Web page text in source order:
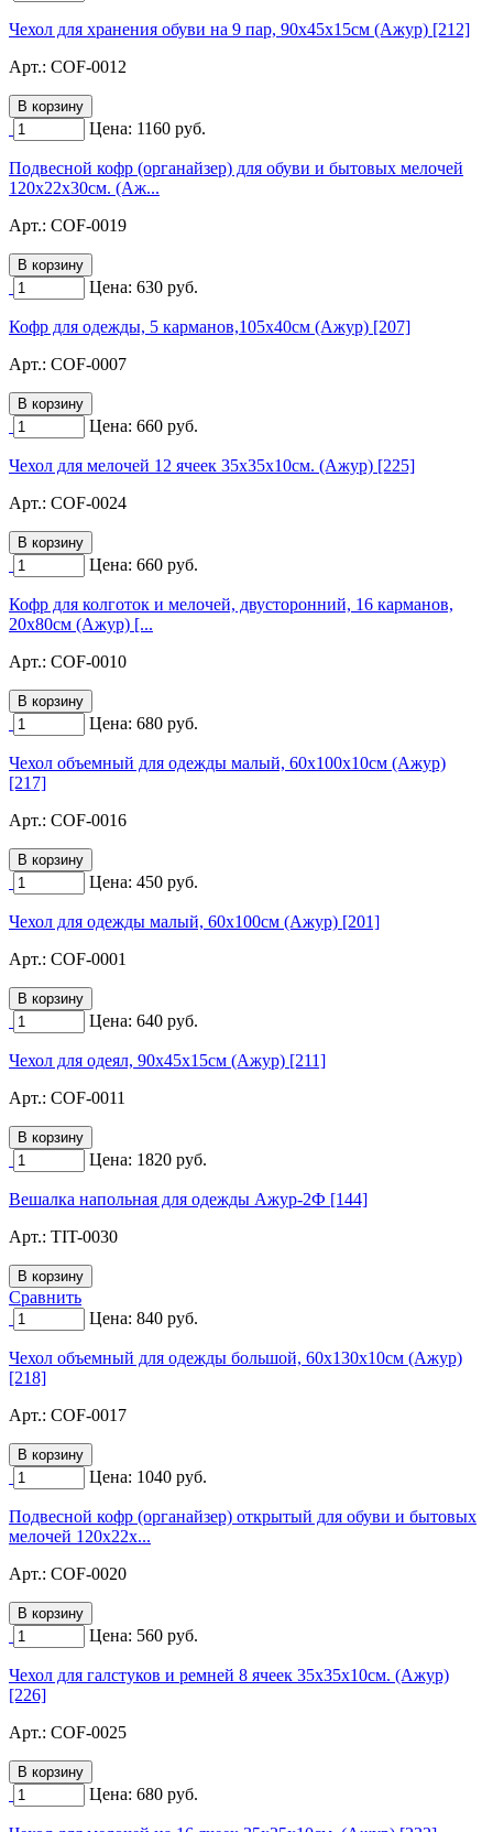
Чехол для хранения обуви на 9 пар, 90х45х15см (Ажур) [212]
Арт.: COF-0012
Цена: 1160 руб.
Подвесной кофр (органайзер) для обуви и бытовых мелочей
120х22х30см. (Аж...
Арт.: COF-0019
Цена: 630 руб.
Кофр для одежды, 5 карманов,105х40см (Ажур) [207]
Арт.: COF-0007
Цена: 660 руб.
Чехол для мелочей 12 ячеек 35х35х10см. (Ажур) [225]
Арт.: COF-0024
Цена: 660 руб.
Кофр для колготок и мелочей, двусторонний, 16 карманов,
20х80см (Ажур) [...
Арт.: COF-0010
Цена: 680 руб.
Чехол объемный для одежды малый, 60х100х10см (Ажур)
[217]
Арт.: COF-0016
Цена: 450 руб.
Чехол для одежды малый, 60х100см (Ажур) [201]
Арт.: COF-0001
Цена: 640 руб.
Чехол для одеял, 90х45х15см (Ажур) [211]
Арт.: COF-0011
Цена: 1820 руб.
Вешалка напольная для одежды Ажур-2Ф [144]
Арт.: TIT-0030
Сравнить
Цена: 840 руб.
Чехол объемный для одежды большой, 60х130х10см (Ажур)
[218]
Арт.: COF-0017
Цена: 1040 руб.
Подвесной кофр (органайзер) открытый для обуви и бытовых
мелочей 120х22х...
Арт.: COF-0020
Цена: 560 руб.
Чехол для галстуков и ремней 8 ячеек 35х35х10см. (Ажур)
[226]
Арт.: COF-0025
Цена: 680 руб.